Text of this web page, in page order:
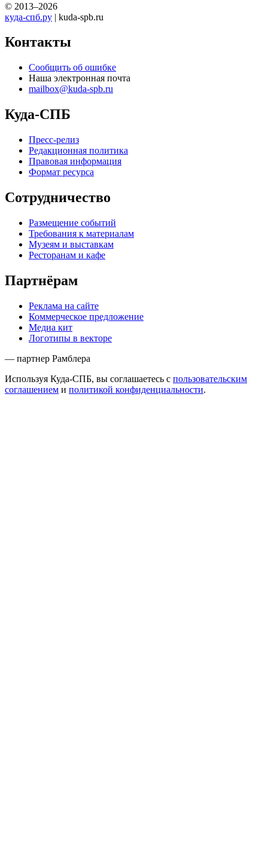
© 2013–2026
куда-спб.ру | kuda-spb.ru
Контакты
Сообщить об ошибке
Наша электронная почта
mailbox@kuda-spb.ru
Куда-СПБ
Пресс-релиз
Редакционная политика
Правовая информация
Формат ресурса
Сотрудничество
Размещение событий
Требования к материалам
Музеям и выставкам
Ресторанам и кафе
Партнёрам
Реклама на сайте
Коммерческое предложение
Медиа кит
Логотипы в векторе
— партнер Рамблера
Используя Куда-СПБ, вы соглашаетесь с пользовательским
соглашением и политикой конфиденциальности.